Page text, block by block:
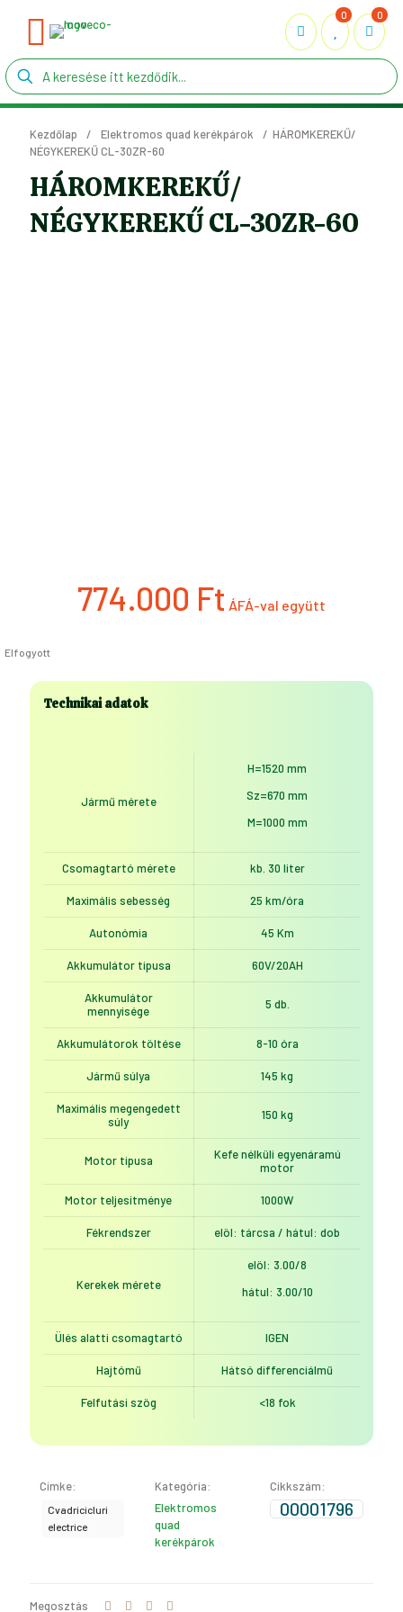
0 0
Kezdőlap / Elektromos quad kerékpárok / HÁROMKEREKŰ/
NÉGYKEREKŰ CL-30ZR-60
HÁROMKEREKŰ/
NÉGYKEREKŰ CL-30ZR-60
774.000 Ft
Elfogyott
Technikai adatok
Jármű mérete
H=1520 mm
Sz=670 mm
M=1000 mm
Csomagtartó mérete kb. 30 liter
Maximális sebesség 25 km/óra
Autonómia 45 Km
Akkumulátor tipusa 60V/20AH
Akkumulátor
mennyisége
5 db.
Akkumulátorok töltése 8-10 óra
Jármű súlya 145 kg
Maximális megengedett
súly
150 kg
Motor tipusa
Kefe nélküli egyenáramú
motor
Motor teljesítménye 1000W
Fékrendszer elöl: tárcsa / hátul: dob
Kerekek mérete
elöl: 3.00/8
hátul: 3.00/10
Ülés alatti csomagtartó IGEN
Hajtómű Hátsó differenciálmű
Felfutási szög <18 fok
Címke:
Cvadricicluri
electrice
Kategória:
Elektromos
quad
kerékpárok
Cikkszám:
00001796
Megosztás